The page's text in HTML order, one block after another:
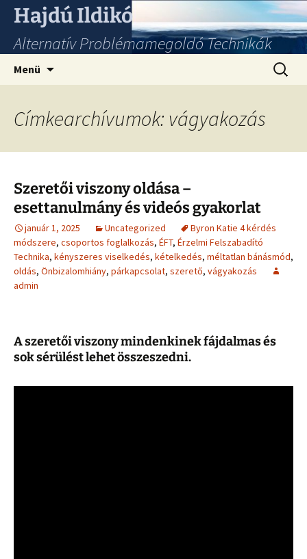
Hajdú Ildikó
Alternatív Problémamegoldó Technikák
Menü
Címkearchívumok: vágyakozás
Szeretői viszony oldása –
esettanulmány és videós gyakorlat
január 1, 2025 Uncategorized
Byron Katie 4 kérdés
módszere, csoportos foglalkozás, ÉFT, Érzelmi Felszabadító
Technika, kényszeres viselkedés, kételkedés, méltatlan bánásmód,
oldás, Önbizalomhiány, párkapcsolat, szerető, vágyakozás
admin
A szeretői viszony mindenkinek fájdalmas és
sok sérülést lehet összeszedni.